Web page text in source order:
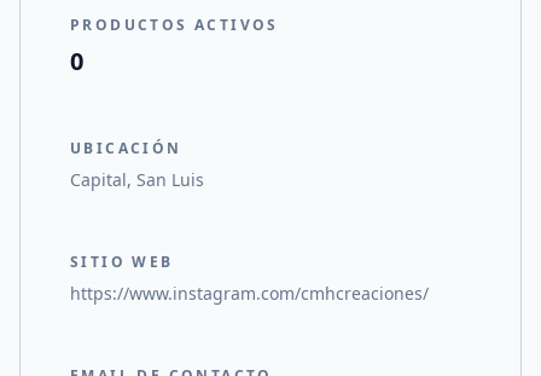
PRODUCTOS ACTIVOS
0
UBICACIÓN
Capital, San Luis
SITIO WEB
https://www.instagram.com/cmhcreaciones/